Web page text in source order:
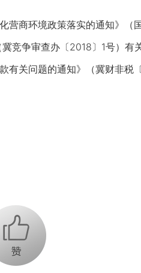
商环境政策落实的通知》（
竞争审查办〔2018〕1号）
关问题的通知》（冀财非税
+1